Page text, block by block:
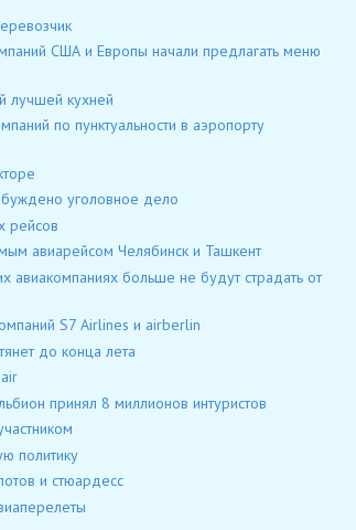
США и Европы начали предлагать меню
лучшей кухней
по пунктуальности в аэропорту
уголовное дело
рейсов
авиарейсом Челябинск и Ташкент
авиакомпаниях больше не будут страдать от
S7 Airlines и airberlin
до конца лета
принял 8 миллионов интуристов
политику
и стюардесс